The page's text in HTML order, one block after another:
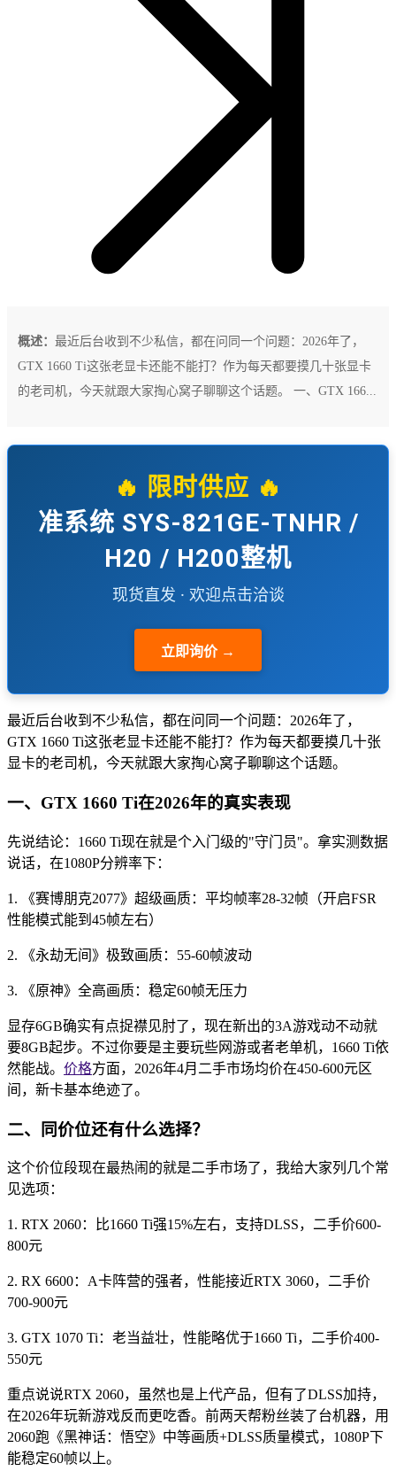
概述： 最近后台收到不少私信，都在问同一个问题：2026年了，
GTX 1660 Ti这张老显卡还能不能打？作为每天都要摸几十张显卡
的老司机，今天就跟大家掏心窝子聊聊这个话题。 一、GTX 166...
🔥 限时供应 🔥
准系统 SYS-821GE-TNHR /
H20 / H200整机
现货直发 · 欢迎点击洽谈
立即询价 →
最近后台收到不少私信，都在问同一个问题：2026年了，
GTX 1660 Ti这张老显卡还能不能打？作为每天都要摸几十张
显卡的老司机，今天就跟大家掏心窝子聊聊这个话题。
一、GTX 1660 Ti在2026年的真实表现
先说结论：1660 Ti现在就是个入门级的"守门员"。拿实测数据
说话，在1080P分辨率下：
1. 《赛博朋克2077》超级画质：平均帧率28-32帧（开启FSR
性能模式能到45帧左右）
2. 《永劫无间》极致画质：55-60帧波动
3. 《原神》全高画质：稳定60帧无压力
显存6GB确实有点捉襟见肘了，现在新出的3A游戏动不动就
要8GB起步。不过你要是主要玩些网游或者老单机，1660 Ti依
然能战。 价格方面，2026年4月二手市场均价在450-600元区
间，新卡基本绝迹了。
二、同价位还有什么选择？
这个价位段现在最热闹的就是二手市场了，我给大家列几个常
见选项：
1. RTX 2060：比1660 Ti强15%左右，支持DLSS，二手价600-
800元
2. RX 6600：A卡阵营的强者，性能接近RTX 3060，二手价
700-900元
3. GTX 1070 Ti：老当益壮，性能略优于1660 Ti，二手价400-
550元
重点说说RTX 2060，虽然也是上代产品，但有了DLSS加持，
在2026年玩新游戏反而更吃香。前两天帮粉丝装了台机器，用
2060跑《黑神话：悟空》中等画质+DLSS质量模式，1080P下
能稳定60帧以上。